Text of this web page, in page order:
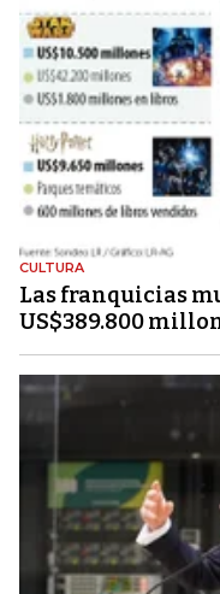
CULTURA
Las franquicias
US$389.800